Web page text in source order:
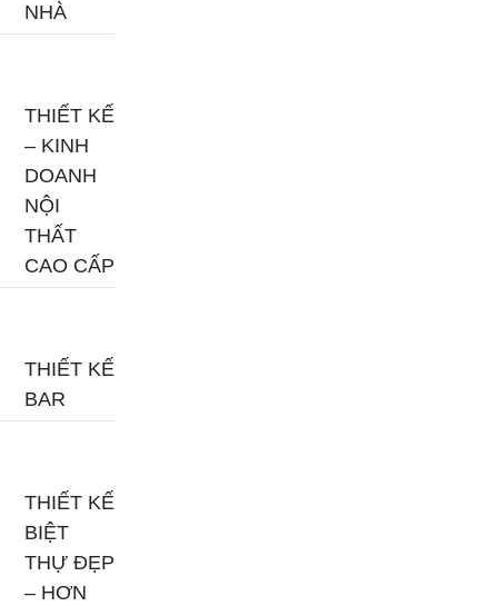
NHÀ
THIẾT KẾ
– KINH
DOANH
NỘI
THẤT
CAO CẤP
THIẾT KẾ
BAR
THIẾT KẾ
BIỆT
THỰ ĐẸP
– HƠN